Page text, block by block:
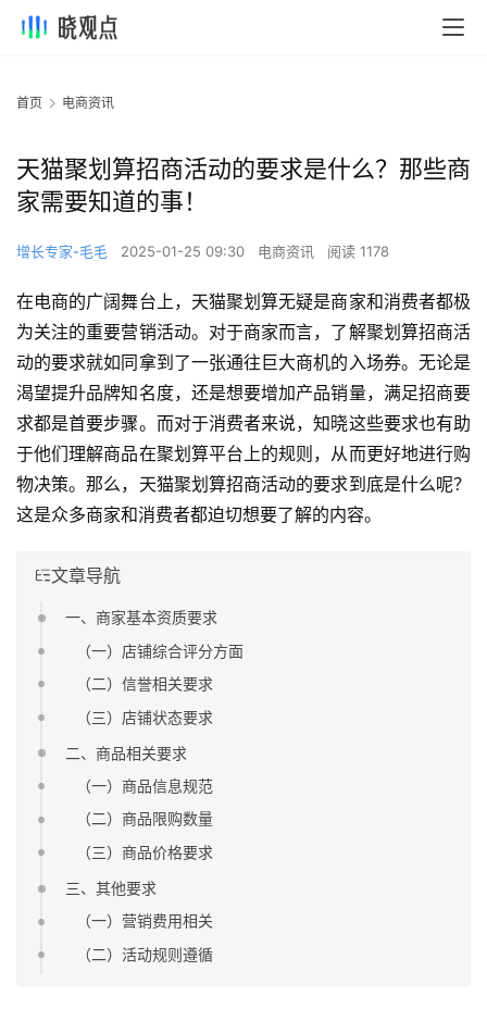
首页 电商资讯
天猫聚划算招商活动的要求是什么？那些商
家需要知道的事！
增长专家-毛毛 2025-01-25 09:30 电商资讯 阅读 1178
在电商的广阔舞台上，天猫聚划算无疑是商家和消费者都极
为关注的重要营销活动。对于商家而言，了解聚划算招商活
动的要求就如同拿到了一张通往巨大商机的入场券。无论是
渴望提升品牌知名度，还是想要增加产品销量，满足招商要
求都是首要步骤。而对于消费者来说，知晓这些要求也有助
于他们理解商品在聚划算平台上的规则，从而更好地进行购
物决策。那么，天猫聚划算招商活动的要求到底是什么呢？
这是众多商家和消费者都迫切想要了解的内容。
文章导航
一、商家基本资质要求
（一）店铺综合评分方面
（二）信誉相关要求
（三）店铺状态要求
二、商品相关要求
（一）商品信息规范
（二）商品限购数量
（三）商品价格要求
三、其他要求
（一）营销费用相关
（二）活动规则遵循